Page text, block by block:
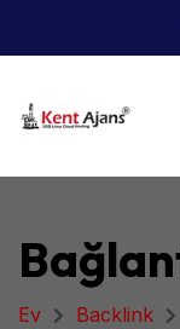
Ev Backlink